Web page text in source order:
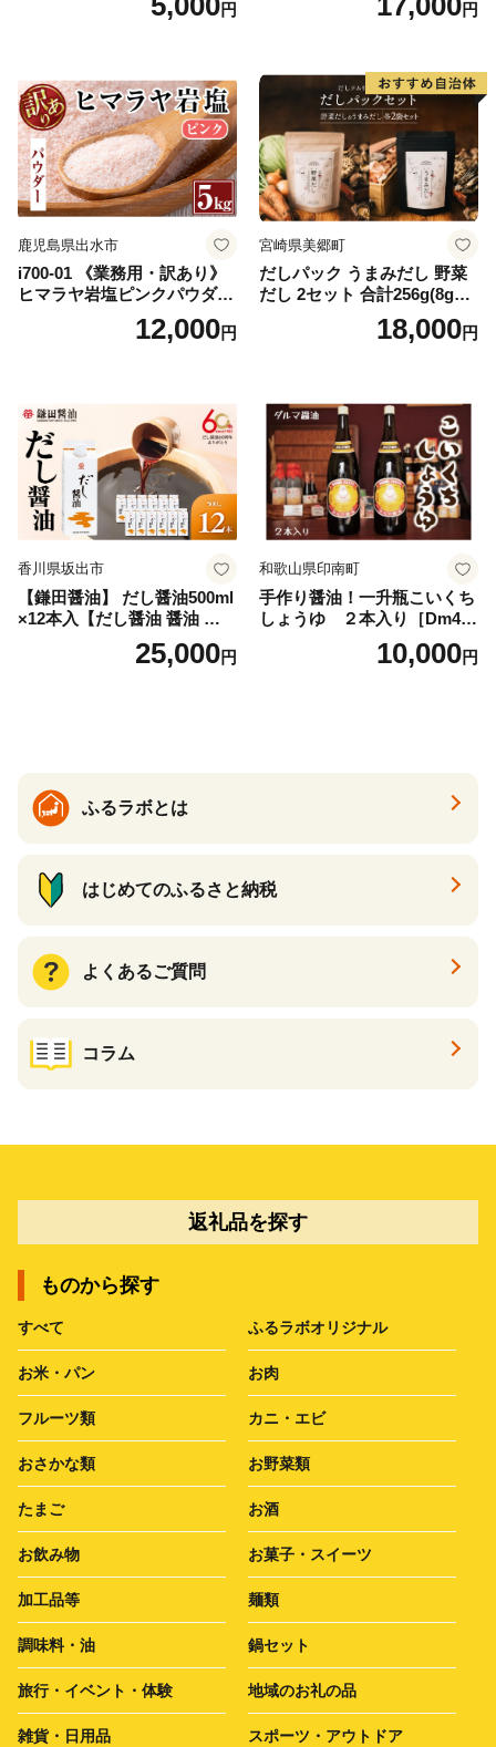
salt 料理 味付 おにぎり 三重円
市 特産品 調味料 油 エキスト
ブ】
円
鹿児島県出水市
i700-01 《業務用・訳あり》
ヒマラヤ岩塩ピンクパウダー
タイプ(5kg) 岩塩 塩 調味料
しお 保存料不使用 天然 パウ
ティースマイル】
12,000円
宮崎県美郷町
だしパック うまみだし 野菜
だし 2セット 合計256g(8g×8
パック×2種×2セット) [岡田商
店 宮崎県 美郷町 31ac0069]
18,000円
香川県坂出市
【鎌田醤油】 だし醤油500ml
×12本入【だし醤油 醤油 人気
おすすめ 人気だし醤油 出汁
25,000円
和歌山県印南町
手作り醤油！一升瓶こいくち
しょうゆ ２本入り［Dm4］
｜手作り 醤油 和歌山県 印南
町 一升瓶 こいくちしょうゆ
10,000円
ふるラボとは
はじめてのふるさと納税
よくあるご質問
コラム
返礼品を探す
ものから探す
すべて ふるラボオリジナル
お米・パン お肉
フルーツ類 カニ・エビ
おさかな類 お野菜類
たまご お酒
お飲み物 お菓子・スイーツ
加工品等 麺類
調味料・油 鍋セット
旅行・イベント・体験 地域のお礼の品
雑貨・日用品 スポーツ・アウトドア